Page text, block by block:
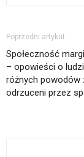
Poprzedni artykuł
Społeczność
– opowieści o
różnych powodów
odrzuceni przez